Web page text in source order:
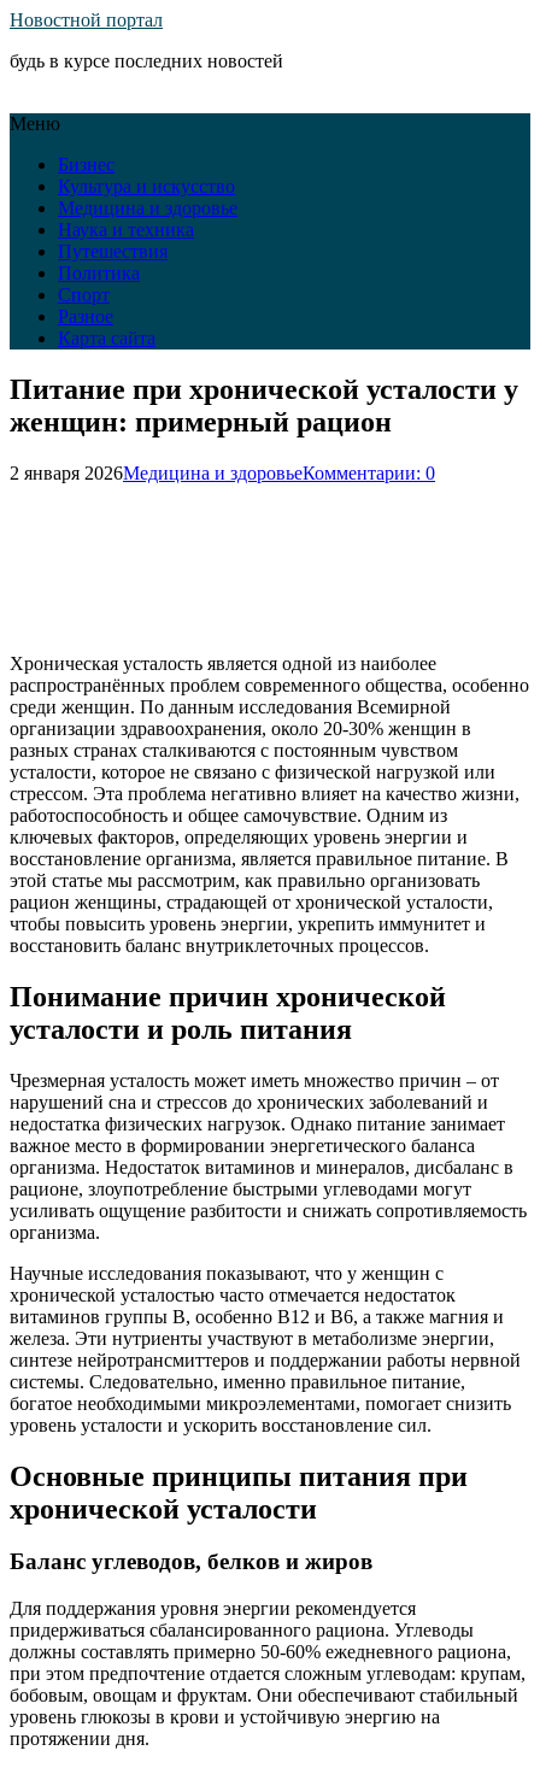
Новостной портал
будь в курсе последних новостей
Меню
Бизнес
Культура и искусство
Медицина и здоровье
Наука и техника
Путешествия
Политика
Спорт
Разное
Карта сайта
Питание при хронической усталости у
женщин: примерный рацион
2 января 2026Медицина и здоровьеКомментарии: 0
Хроническая усталость является одной из наиболее
распространённых проблем современного общества, особенно
среди женщин. По данным исследования Всемирной
организации здравоохранения, около 20-30% женщин в
разных странах сталкиваются с постоянным чувством
усталости, которое не связано с физической нагрузкой или
стрессом. Эта проблема негативно влияет на качество жизни,
работоспособность и общее самочувствие. Одним из
ключевых факторов, определяющих уровень энергии и
восстановление организма, является правильное питание. В
этой статье мы рассмотрим, как правильно организовать
рацион женщины, страдающей от хронической усталости,
чтобы повысить уровень энергии, укрепить иммунитет и
восстановить баланс внутриклеточных процессов.
Понимание причин хронической
усталости и роль питания
Чрезмерная усталость может иметь множество причин – от
нарушений сна и стрессов до хронических заболеваний и
недостатка физических нагрузок. Однако питание занимает
важное место в формировании энергетического баланса
организма. Недостаток витаминов и минералов, дисбаланс в
рационе, злоупотребление быстрыми углеводами могут
усиливать ощущение разбитости и снижать сопротивляемость
организма.
Научные исследования показывают, что у женщин с
хронической усталостью часто отмечается недостаток
витаминов группы В, особенно В12 и В6, а также магния и
железа. Эти нутриенты участвуют в метаболизме энергии,
синтезе нейротрансмиттеров и поддержании работы нервной
системы. Следовательно, именно правильное питание,
богатое необходимыми микроэлементами, помогает снизить
уровень усталости и ускорить восстановление сил.
Основные принципы питания при
хронической усталости
Баланс углеводов, белков и жиров
Для поддержания уровня энергии рекомендуется
придерживаться сбалансированного рациона. Углеводы
должны составлять примерно 50-60% ежедневного рациона,
при этом предпочтение отдается сложным углеводам: крупам,
бобовым, овощам и фруктам. Они обеспечивают стабильный
уровень глюкозы в крови и устойчивую энергию на
протяжении дня.